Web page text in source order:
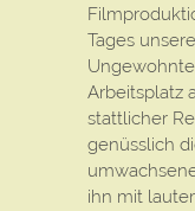
Tages
Arbeitsplatz
stattlicher
genüsslich
ihn mit